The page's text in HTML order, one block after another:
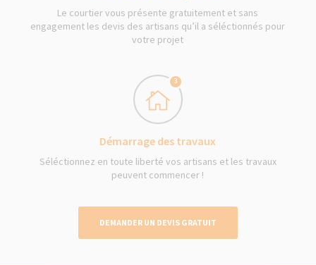
Le courtier vous présente gratuitement et sans
engagement les devis des artisans qu’il a séléctionnés pour
votre projet
3
Démarrage des travaux
Séléctionnez en toute liberté vos artisans et les travaux
peuvent commencer !
DEMANDER UN DEVIS GRATUIT